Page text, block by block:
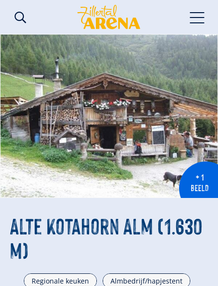
+ 1
BEELD
Alte Kotahorn Alm (1.630
m)
Regionale keuken Almbedrijf/hapjestent